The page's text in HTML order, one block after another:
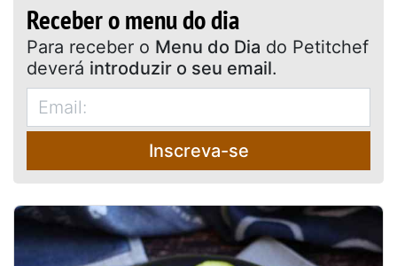
Receber o menu do dia
Para receber o Menu do Dia do Petitchef
deverá introduzir o seu email.
Inscreva-se